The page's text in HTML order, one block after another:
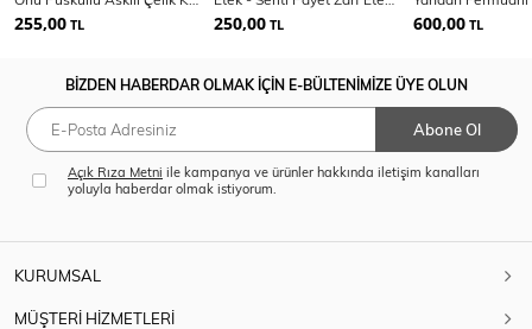
255,00 TL 250,00 TL 600,00 TL
BİZDEN HABERDAR OLMAK İÇİN E-BÜLTENİMİZE ÜYE OLUN
Abone Ol
Açık Rıza Metni ile kampanya ve ürünler hakkında iletişim kanalları
yoluyla haberdar olmak istiyorum.
KURUMSAL
MÜŞTERİ HİZMETLERİ